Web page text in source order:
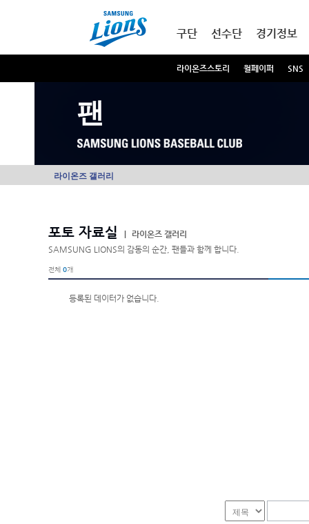
구단 선수단 경기정보
라이온즈스토리 월페이퍼 SNS
팬
라이온즈 갤러리
포토 자료실
라이온즈 갤러리
SAMSUNG LIONS의 감동의 순간, 팬들과 함께 합니다.
전체 0개
등록된 데이터가 없습니다.